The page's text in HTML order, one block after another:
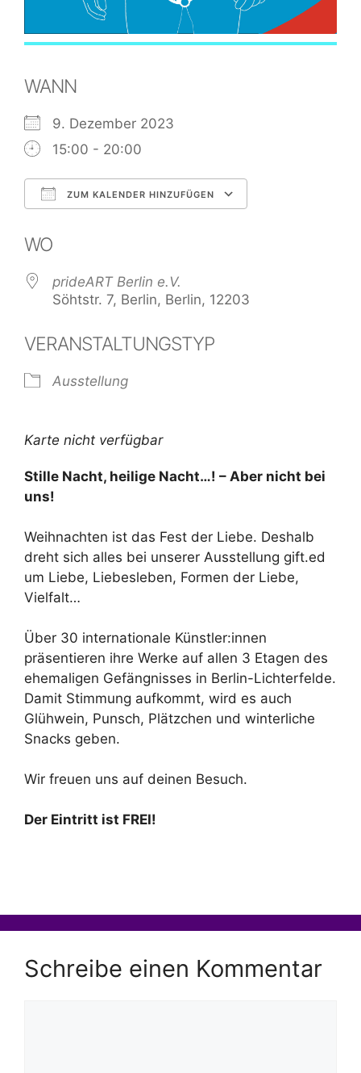
WANN
9. Dezember 2023
15:00 - 20:00
ZUM KALENDER HINZUFÜGEN
WO
prideART Berlin e.V.
Söhtstr. 7, Berlin, Berlin, 12203
VERANSTALTUNGSTYP
Ausstellung
Karte nicht verfügbar
Stille Nacht, heilige Nacht…! – Aber nicht bei
uns!
Weihnachten ist das Fest der Liebe. Deshalb
dreht sich alles bei unserer Ausstellung gift.ed
um Liebe, Liebesleben, Formen der Liebe,
Vielfalt…
Über 30 internationale Künstler:innen
präsentieren ihre Werke auf allen 3 Etagen des
ehemaligen Gefängnisses in Berlin-Lichterfelde.
Damit Stimmung aufkommt, wird es auch
Glühwein, Punsch, Plätzchen und winterliche
Snacks geben.
Wir freuen uns auf deinen Besuch.
Der Eintritt ist FREI!
Schreibe einen Kommentar